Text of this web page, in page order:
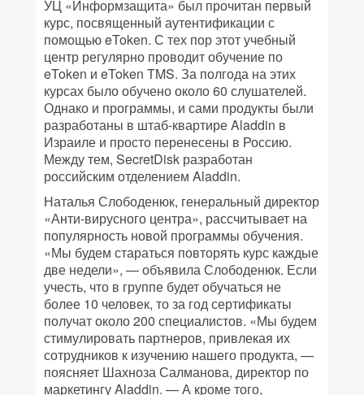
УЦ «Информзащита» был прочитан первый
курс, посвященный аутентификации с
помощью eToken. С тех пор этот учебный
центр регулярно проводит обучение по
eToken и eToken TMS. За полгода на этих
курсах было обучено около 60 слушателей.
Однако и программы, и сами продукты были
разработаны в штаб-квартире Aladdin в
Израиле и просто перенесены в Россию.
Между тем, SecretDisk разработан
российским отделением Aladdin.
Наталья Слободенюк, генеральный директор
«Анти-вирусного центра», рассчитывает на
популярность новой программы обучения.
«Мы будем стараться повторять курс каждые
две недели», — объявила Слободенюк. Если
учесть, что в группе будет обучаться не
более 10 человек, то за год сертификаты
получат около 200 специалистов. «Мы будем
стимулировать партнеров, привлекая их
сотрудников к изучению нашего продукта, —
поясняет Шахноза Салманова, директор по
маркетингу Aladdin. — А кроме того,